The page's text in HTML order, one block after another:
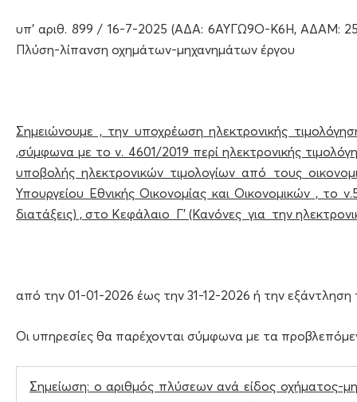
υπ’ αριθ. 899 / 16-7-2025 (ΑΔΑ: 6ΑΥΓΩ9Ο-Κ6Η, ΑΔΑΜ:
Πλύση-λίπανση οχημάτων-μηχανημάτων έργου
Σημειώνουμε , την υποχρέωση ηλεκτρονικής
,σύμφωνα με το ν. 4601/2019 περί ηλεκτρονικής
υποβολής ηλεκτρονικών τιμολογίων από τους
Υπουργείου Εθνικής Οικονομίας και Οικονομικών , το
διατάξεις) , στο Κεφάλαιο Γ’ (Κανόνες για την
από την 01-01-2026 έως την 31-12-2026 ή την εξάντληση
Οι υπηρεσίες θα παρέχονται σύμφωνα με τα
Σημείωση: ο αριθμός πλύσεων ανά είδος οχήματος-